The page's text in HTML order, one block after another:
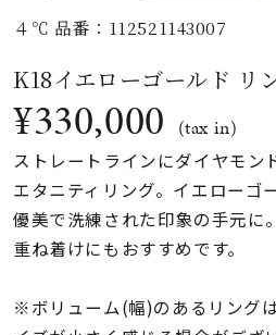
ファッションテイス
ト
着用シーン
４℃ 品番：112521143007
K18イエローゴールド リ
¥330,000 (tax in)
ストレートラインにダイヤモン
エタニティリング。イエローゴ
優美で洗練された印象の手元に
重ね着けにもおすすめです。
※ボリューム(幅)のあるリング